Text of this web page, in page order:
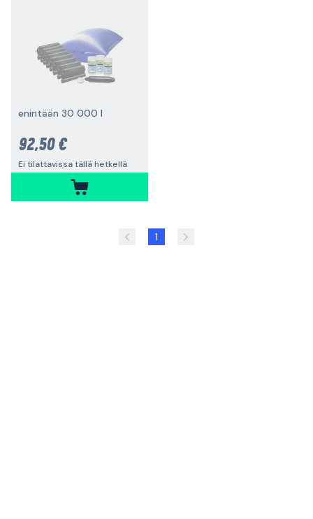
enintään 30 000 l
92,50 €
Ei tilattavissa tällä hetkellä
1